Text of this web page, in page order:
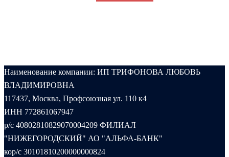
Наименование компании: ИП ТРИФОНОВА ЛЮБОВЬ
ВЛАДИМИРОВНА
117437, Москва, Профсоюзная ул. 110 к4
ИНН 772861067947
р/с 40802810829070004209 ФИЛИАЛ
"НИЖЕГОРОДСКИЙ" АО "АЛЬФА-БАНК"
кор/с 30101810200000000824